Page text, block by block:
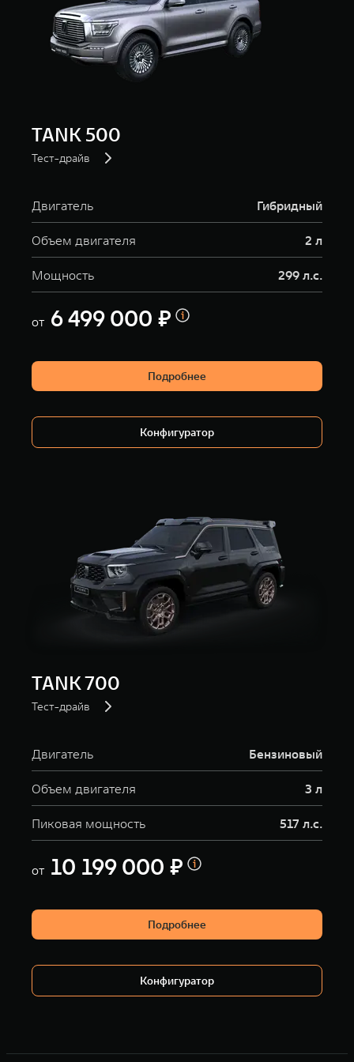
TANK 500
Тест-драйв
Двигатель Гибридный
Объем двигателя 2 л
Мощность 299 л.с.
от 6 499 000 ₽
Подробнее
Конфигуратор
TANK 700
Тест-драйв
Двигатель Бензиновый
Объем двигателя 3 л
Пиковая мощность 517 л.с.
от 10 199 000 ₽
Подробнее
Конфигуратор